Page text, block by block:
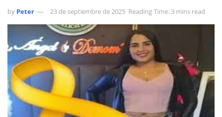
by Peter 23 de septiembre de 2025 Reading Time: 3 mins read